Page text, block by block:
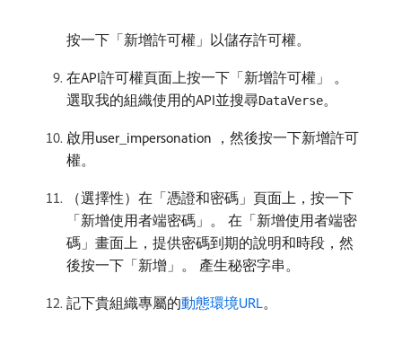
按一下「新增許可權」以儲存許可權。
在API許可權頁面上按一下「新增許可權」 。
選取我的組織使用的API並搜尋DataVerse。
啟用user_impersonation ，然後按一下新增許可
權。
（選擇性）在「憑證和密碼」頁面上，按一下
「新增使用者端密碼」。 在「新增使用者端密
碼」畫面上，提供密碼到期的說明和時段，然
後按一下「新增」。 產生秘密字串。
記下貴組織專屬的動態環境URL。